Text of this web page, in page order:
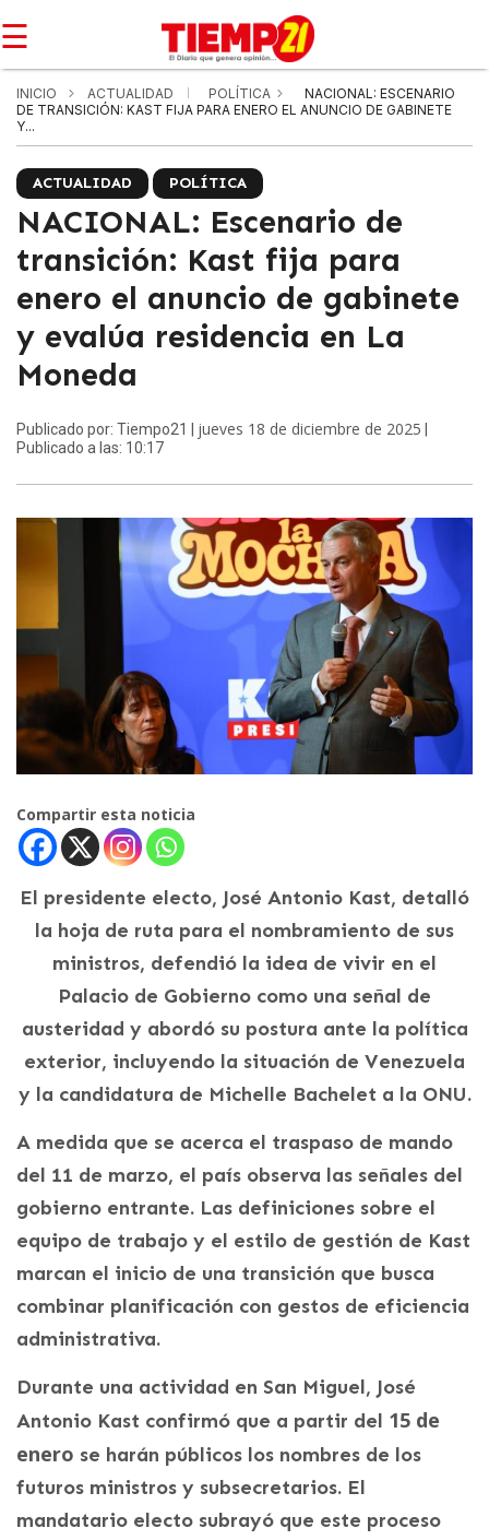
☰
INICIO ACTUALIDAD POLÍTICA
NACIONAL: ESCENARIO
DE TRANSICIÓN: KAST FIJA PARA ENERO EL ANUNCIO DE GABINETE
Y...
ACTUALIDAD POLÍTICA
NACIONAL: Escenario de
transición: Kast fija para
enero el anuncio de gabinete
y evalúa residencia en La
Moneda
Publicado por: Tiempo21 | jueves 18 de diciembre de 2025
Publicado a las: 10:17
Compartir esta noticia
El presidente electo, José Antonio Kast, detalló
la hoja de ruta para el nombramiento de sus
ministros, defendió la idea de vivir en el
Palacio de Gobierno como una señal de
austeridad y abordó su postura ante la política
exterior, incluyendo la situación de Venezuela
y la candidatura de Michelle Bachelet a la ONU.
A medida que se acerca el traspaso de mando
del 11 de marzo, el país observa las señales del
gobierno entrante. Las definiciones sobre el
equipo de trabajo y el estilo de gestión de Kast
marcan el inicio de una transición que busca
combinar planificación con gestos de eficiencia
administrativa.
Durante una actividad en San Miguel, José
Antonio Kast confirmó que a partir del 15 de
enero se harán públicos los nombres de los
futuros ministros y subsecretarios. El
mandatario electo subrayó que este proceso